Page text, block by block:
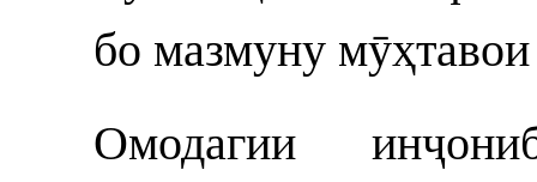
бо мазмуну
Омодагии